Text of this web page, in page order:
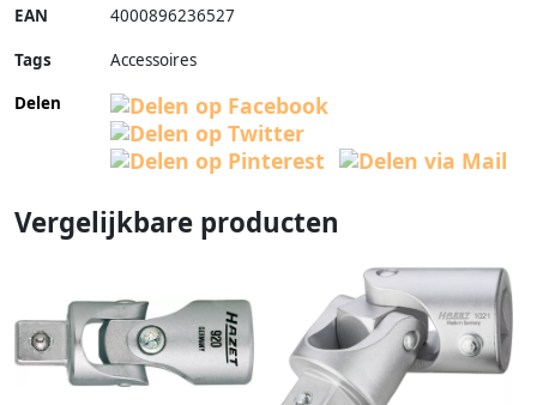
EAN 4000896236527
Tags
Accessoires
Delen
Vergelijkbare producten